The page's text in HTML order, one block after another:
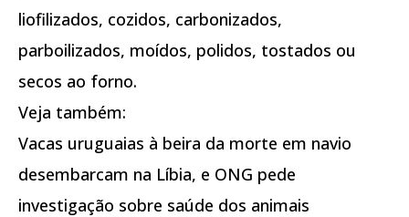
liofilizados, cozidos, carbonizados,
parboilizados, moídos, polidos, tostados ou
secos ao forno.
Veja também:
Vacas uruguaias à beira da morte em navio
desembarcam na Líbia, e ONG pede
investigação sobre saúde dos animais